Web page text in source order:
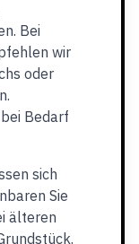
Bei
wir
oder
Bedarf
sich
Sie
älteren